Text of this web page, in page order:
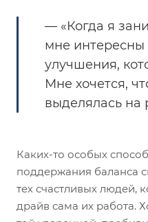
— «Когда я
мне
улучшения,
Мне хочется,
выделялась на
Каких-то особых
поддержания баланса
тех счастливых людей,
драйв сама их работа.